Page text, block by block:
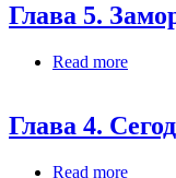
Глава 5.
Read more
Глава 4.
Read more